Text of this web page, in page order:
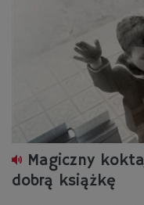
Magiczny
dobrą książkę